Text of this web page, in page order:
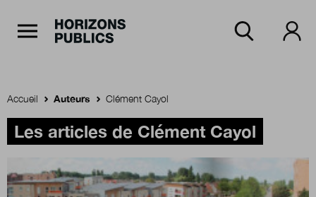
Accueil
Rubriques
Accueil Auteurs Clément Cayol
Les articles de Clément Cayol